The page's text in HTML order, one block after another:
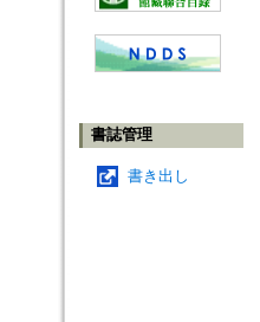
書誌管理
書き出し